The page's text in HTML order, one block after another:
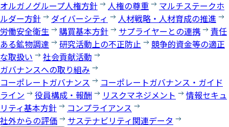
オルガノグループ人権方針
人権の尊重
マルチステークホ
ルダー方針
ダイバーシティ
人材戦略・人材育成の推進
労働安全衛生
購買基本方針 サプライヤーとの連携
責任
ある鉱物調達
研究活動上の不正防止
競争的資金等の適正
な取扱い
社会貢献活動
ガバナンスへの取り組み
コーポレートガバナンス
コーポレートガバナンス・ガイド
ライン
役員構成・報酬 リスクマネジメント
情報セキュ
リティ基本方針
コンプライアンス
社外からの評価
サステナビリティ関連データ